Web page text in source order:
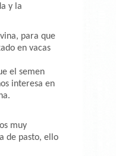
y la
para que
en vacas
el semen
interesa en
muy
de pasto, ello